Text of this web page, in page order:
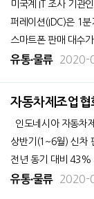
미국계 IT 조사 기관
퍼레이션(IDC)은 1
스마트폰 판매 대수
고 발표했다. 판매량은 전분기 대비 24.1%,
19 감염 방지를 위해
낮았다.
유통∙물류 2020-
자동차제조업
상반기(1~6월) 신차
전년 동기 대비 43%
를 기록할 것으로 예상했다. 현
유통∙물류 2020-